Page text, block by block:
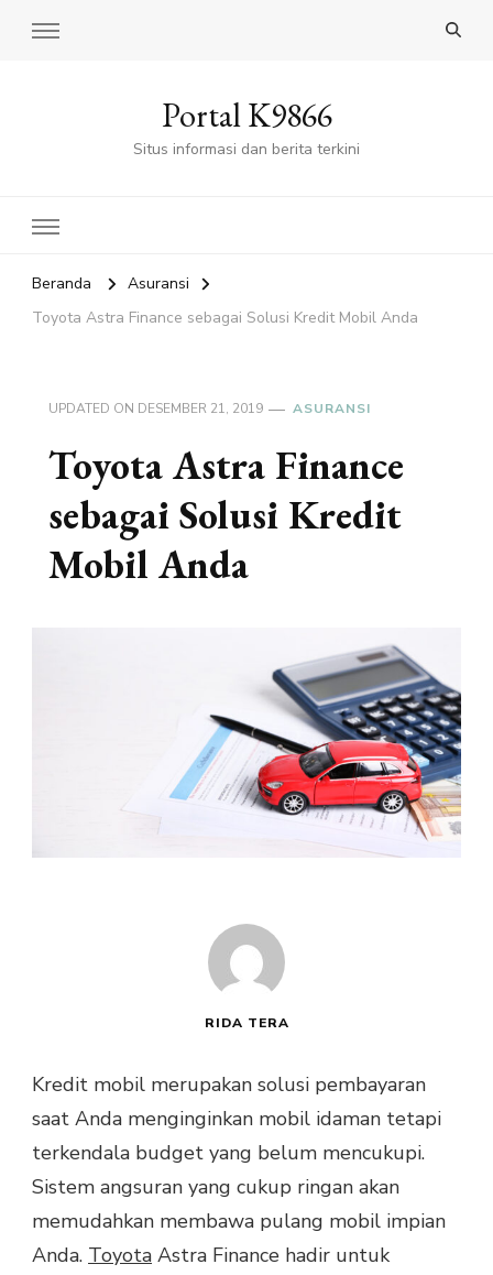
Portal K9866
Situs informasi dan berita terkini
Beranda
Asuransi
Toyota Astra Finance sebagai Solusi Kredit Mobil Anda
UPDATED ON DESEMBER 21, 2019 ASURANSI
Toyota Astra Finance
sebagai Solusi Kredit
Mobil Anda
RIDA TERA
Kredit mobil merupakan solusi pembayaran
saat Anda menginginkan mobil idaman tetapi
terkendala budget yang belum mencukupi.
Sistem angsuran yang cukup ringan akan
memudahkan membawa pulang mobil impian
Anda. Toyota Astra Finance hadir untuk